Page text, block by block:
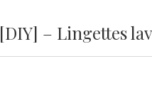
[DIY] – Lingettes